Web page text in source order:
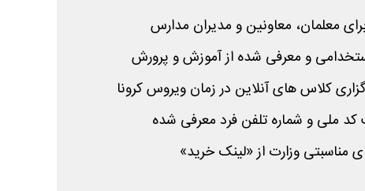
معلمان، معاونین و مدیران مدارس
و معرفی شده از آموزش و پرورش
کلاس های آنلاین در زمان ویروس کرونا
کد ملی و شماره تلفن فرد معرفی شده
مناسبتی وزارت از «لینک خرید»